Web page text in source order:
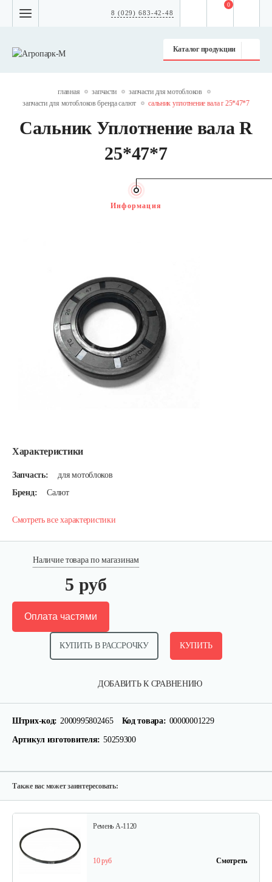
8 (029) 683-42-48
Каталог продукции
0
главная запчасти
запчасти для мотоблоков
запчасти для мотоблоков бренда салют
сальник уплотнение вала r 25*47*7
Сальник Уплотнение вала R
25*47*7
Характеристики
Запчасть:
для мотоблоков
Бренд:
Салют
Смотреть все характеристики
Информация
5 руб
Наличие товара по магазинам
ДОБАВИТЬ К СРАВНЕНИЮ
КУПИТЬ В РАССРОЧКУ КУПИТЬ
Оплата частями
Штрих-код: 2000995802465 Код товара: 00000001229
Артикул изготовителя: 50259300
Также вас может заинтересовать:
Ремень A-1120
10 руб Смотреть